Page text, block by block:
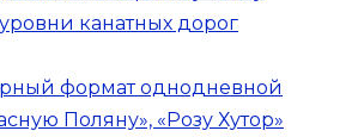
канатных дорог
формат однодневной
Поляну», «Розу Хутор»